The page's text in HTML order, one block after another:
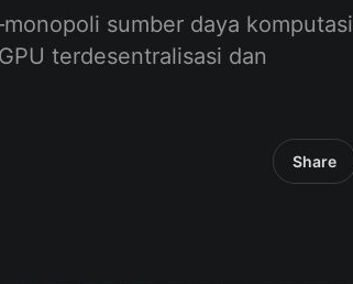
sumber daya komputasi
terdesentralisasi dan
Share